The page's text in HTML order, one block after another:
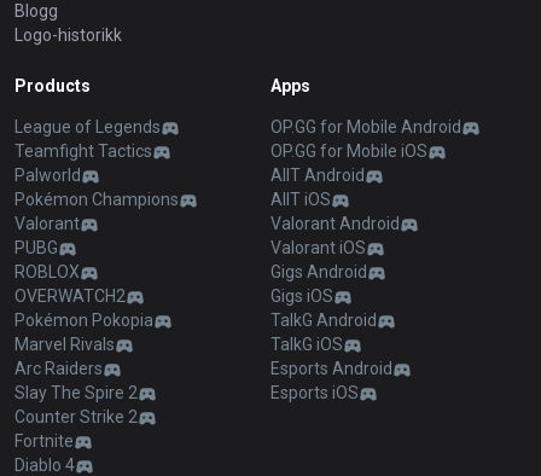
Blogg
Logo-historikk
Products
League of Legends
Teamfight Tactics
Palworld
Pokémon Champions
Valorant
PUBG
ROBLOX
OVERWATCH2
Pokémon Pokopia
Marvel Rivals
Arc Raiders
Slay The Spire 2
Counter Strike 2
Fortnite
Diablo 4
Apps
OP.GG for Mobile Android
OP.GG for Mobile iOS
AllT Android
AllT iOS
Valorant Android
Valorant iOS
Gigs Android
Gigs iOS
TalkG Android
TalkG iOS
Esports Android
Esports iOS